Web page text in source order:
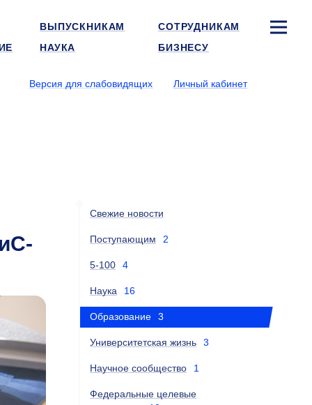
ВЫПУСКНИКАМ
СОТРУДНИКАМ
НАУКА БИЗНЕСУ
Версия для слабовидящих Личный кабинет
Свежие новости
Поступающим 2
5-100 4
Наука 16
Образование 3
Университетская жизнь 3
Научное сообщество 1
Федеральные целевые